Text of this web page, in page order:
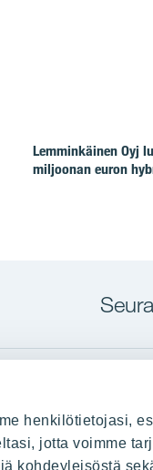
henkilötietojasi,
jotta voimme
kohdeyleisöstä
Lemminkäinen Oyj
miljoonan euron
Tietoa YIT:stä